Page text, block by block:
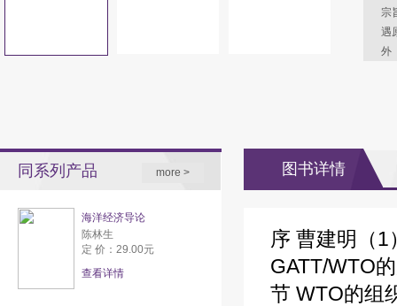
宗
遇
外
同系列产品 more >
海洋经济导论
陈林生
定 价：29.00元
查看详情
图书详情
序 曹建明（
GATT/WTO
节 WTO的组